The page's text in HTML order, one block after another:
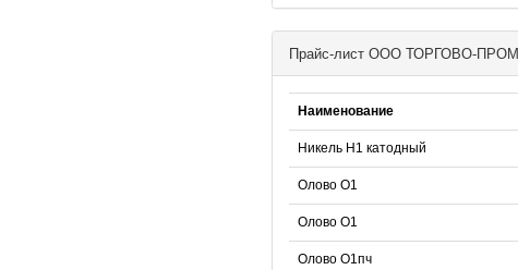
Прайс-лист ООО ТОРГОВО-
Наименование
Никель Н1 катодный
Олово О1
Олово О1
Олово О1пч